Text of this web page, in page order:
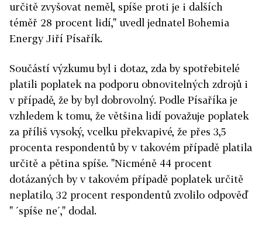
určitě zvyšovat neměl, spíše proti je i dalších
téměř 28 procent lidí," uvedl jednatel Bohemia
Energy Jiří Písařík.
Součástí výzkumu byl i dotaz, zda by spotřebitelé
platili poplatek na podporu obnovitelných zdrojů i
v případě, že by byl dobrovolný. Podle Písaříka je
vzhledem k tomu, že většina lidí považuje poplatek
za příliš vysoký, vcelku překvapivé, že přes 3,5
procenta respondentů by v takovém případě platila
určitě a pětina spíše. "Nicméně 44 procent
dotázaných by v takovém případě poplatek určitě
neplatilo, 32 procent respondentů zvolilo odpověď
" ´spíše ne´," dodal.